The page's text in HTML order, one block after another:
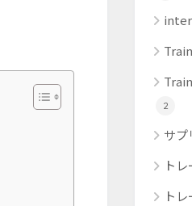
2
サプ
ト
ト